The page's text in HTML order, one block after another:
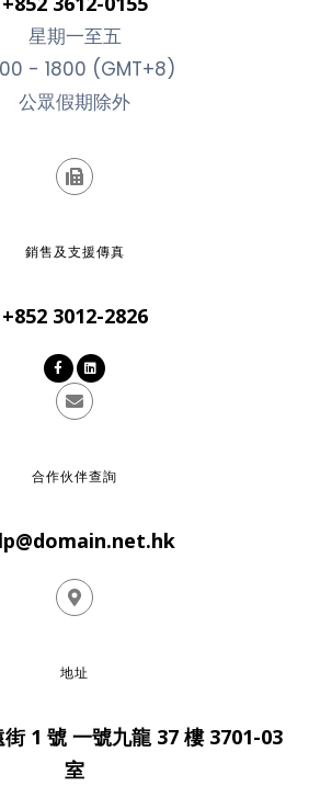
星期一至五
- 1800 (GMT+8)
公眾假期除外
銷售及支援傳真
+852 3012-2826
合作伙伴查詢
地址
1 號 一號九龍 37 樓 3701-03
室